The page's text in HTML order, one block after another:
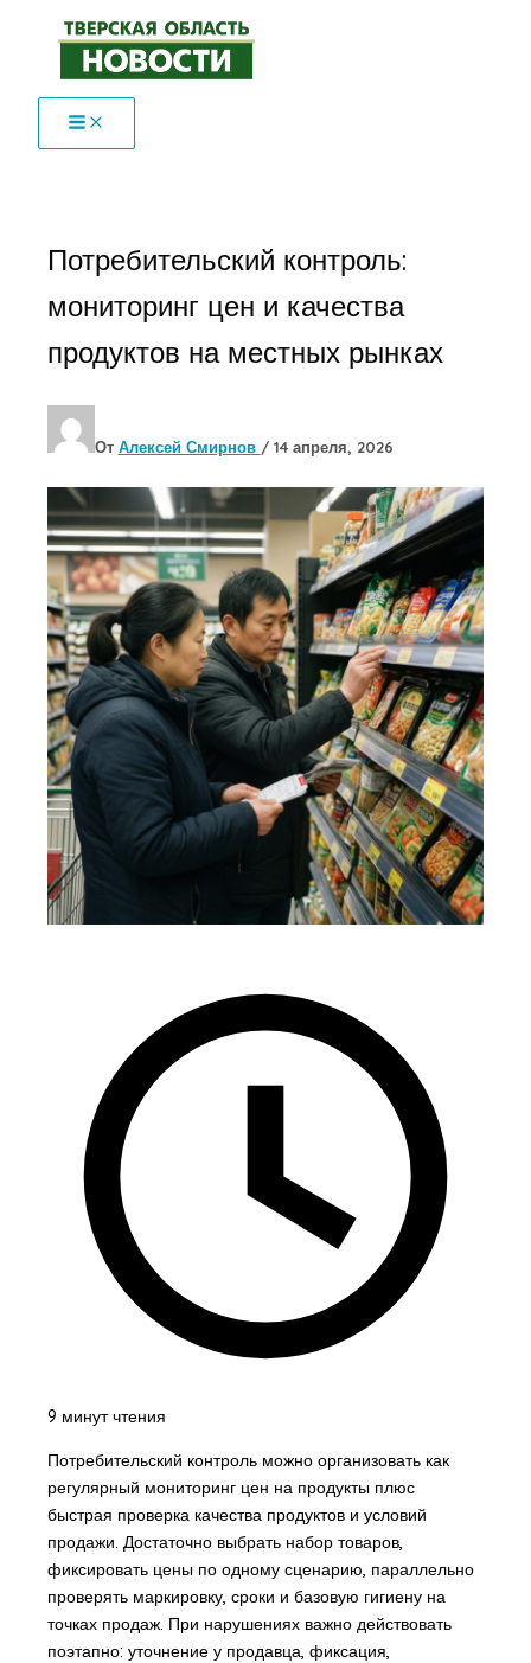
Перейти
содержимому
Потребительский контроль:
мониторинг цен и качества
продуктов на местных рынках
От Алексей Смирнов / 14 апреля, 2026
9 минут чтения
Потребительский контроль можно организовать как
регулярный мониторинг цен на продукты плюс
быстрая проверка качества продуктов и условий
продажи. Достаточно выбрать набор товаров,
фиксировать цены по одному сценарию, параллельно
проверять маркировку, сроки и базовую гигиену на
точках продаж. При нарушениях важно действовать
поэтапно: уточнение у продавца, фиксация,